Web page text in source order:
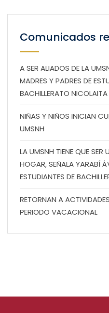
Comunicados
A SER ALIADOS DE LA
MADRES Y PADRES DE
BACHILLERATO NICOLAITA
NIÑAS Y NIÑOS INICIAN
UMSNH
LA UMSNH TIENE QUE SER
HOGAR, SEÑALA YARABÍ
ESTUDIANTES DE
RETORNAN A
PERIODO VACACIONAL